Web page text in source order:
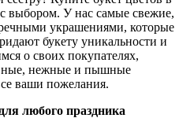
выбором. У нас самые свежие,
украшениями, которые
букету уникальности и
о своих покупателях,
нежные и пышные
ваши пожелания.
любого праздника